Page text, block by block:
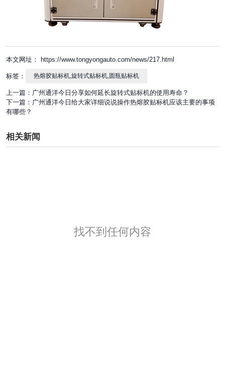
本文网址： https://www.tongyongauto.com/news/217.html
标签： 热熔胶贴标机,旋转式贴标机,圆瓶贴标机
上一篇： 广州通洋今日分享如何延长旋转式贴标机的使用寿命？
下一篇： 广州通洋今日给大家详细说说操作热熔胶贴标机应该主要的事项
有哪些？
相关新闻
找不到任何内容